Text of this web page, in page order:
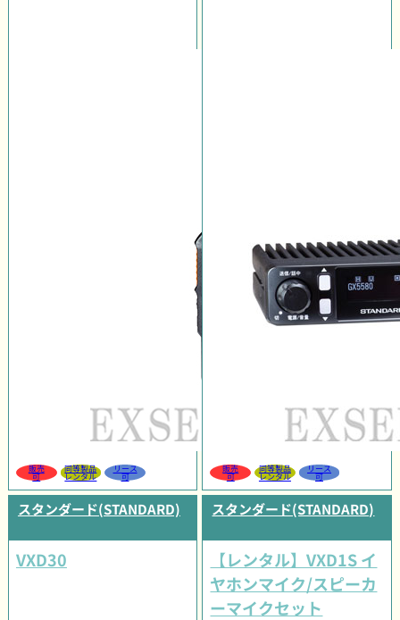
販売
可
同等製品
レンタル
リース
可
販売
可
同等製品
レンタル
リース
可
スタンダード(STANDARD)
VXD30
スタンダード(STANDARD)
【レンタル】VXD1S イ
ヤホンマイク/スピーカ
ーマイクセット